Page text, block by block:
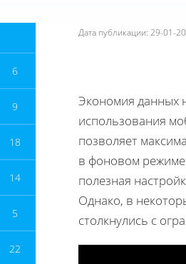
6
9
18
14
5
22
Дата публикации: 29-
Экономия данных
использования
позволяет
в фоновом режиме
полезная
Однако, в
столкнулись с